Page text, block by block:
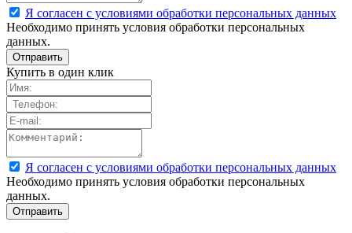
Я согласен с условиями обработки персональных данных
Необходимо принять условия обработки персональных
данных.
Купить в один клик
Я согласен с условиями обработки персональных данных
Необходимо принять условия обработки персональных
данных.